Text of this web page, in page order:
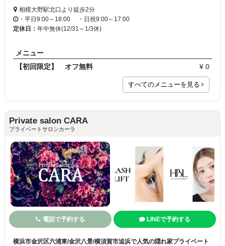
相模大野駅北口より徒歩2分
・平日9:00～18:00 ・日祝9:00～17:00
定休日： 年中無休(12/31～1/3休)
メニュー
【初回限定】 オフ無料
¥ 0
すべてのメニューを見る
Private salon CARA
プライベートサロンカーラ
電話で予約する LINEで予約する
横浜市金沢区六浦東/金沢八景/横須賀市追浜で人気の隠れ家プライベート